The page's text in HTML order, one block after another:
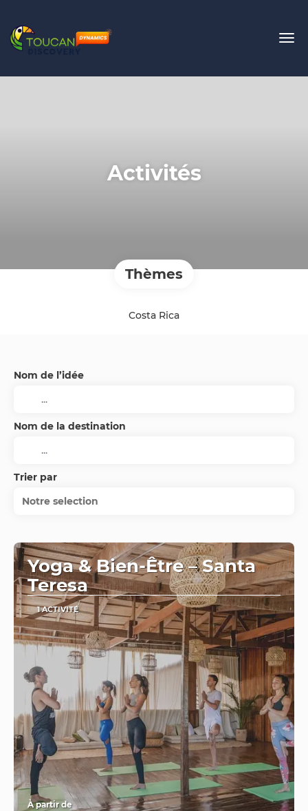
Activités
Thèmes
Costa Rica
Nom de l’idée
Nom de la destination
Trier par
Notre selection
Yoga & Bien-Être – Santa
Teresa
1 ACTIVITÉ
À partir de